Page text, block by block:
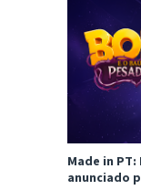
Made in
anunciado